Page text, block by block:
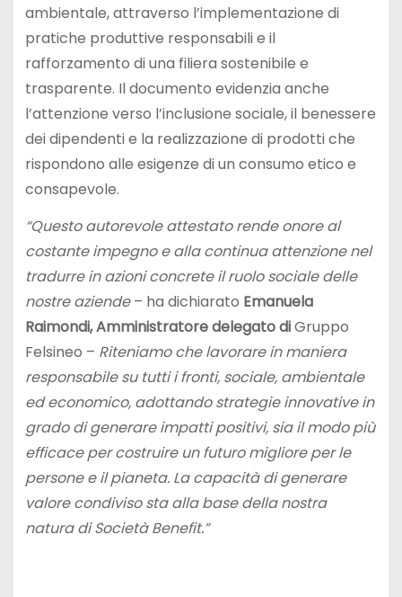
ambientale, attraverso l’implementazione di
pratiche produttive responsabili e il
rafforzamento di una filiera sostenibile e
trasparente. Il documento evidenzia anche
l’attenzione verso l’inclusione sociale, il benessere
dei dipendenti e la realizzazione di prodotti che
rispondono alle esigenze di un consumo etico e
consapevole.
“Questo autorevole attestato rende onore al
costante impegno e alla continua attenzione nel
tradurre in azioni concrete il ruolo sociale delle
nostre aziende– ha dichiarato Emanuela
Raimondi, Amministratore delegato diGruppo
Felsineo – Riteniamo che lavorare in maniera
responsabile su tutti i fronti, sociale, ambientale
ed economico, adottando strategie innovative in
grado di generare impatti positivi, sia il modo più
efficace per costruire un futuro migliore per le
persone e il pianeta. La capacità di generare
valore condiviso sta alla base della nostra
natura di Società Benefit.”